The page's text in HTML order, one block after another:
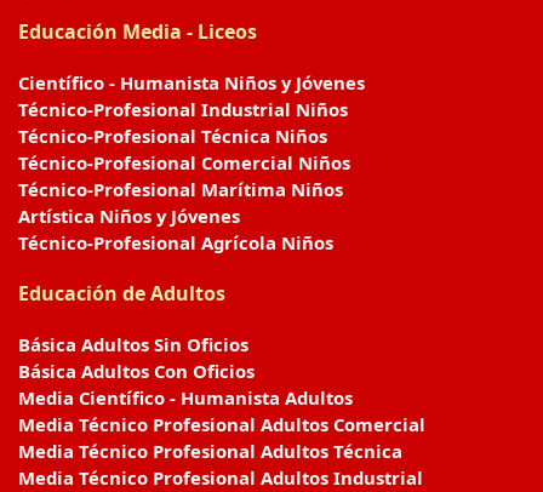
Educación Media - Liceos
Científico - Humanista Niños y Jóvenes
Técnico-Profesional Industrial Niños
Técnico-Profesional Técnica Niños
Técnico-Profesional Comercial Niños
Técnico-Profesional Marítima Niños
Artística Niños y Jóvenes
Técnico-Profesional Agrícola Niños
Educación de Adultos
Básica Adultos Sin Oficios
Básica Adultos Con Oficios
Media Científico - Humanista Adultos
Media Técnico Profesional Adultos Comercial
Media Técnico Profesional Adultos Técnica
Media Técnico Profesional Adultos Industrial